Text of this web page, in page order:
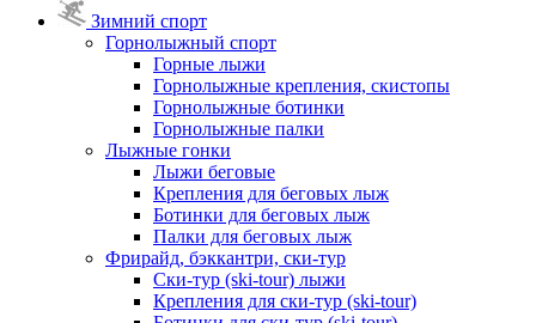
Зимний спорт
Горнолыжный спорт
Горные лыжи
Горнолыжные крепления, скистопы
Горнолыжные ботинки
Горнолыжные палки
Лыжные гонки
Лыжи беговые
Крепления для беговых лыж
Ботинки для беговых лыж
Палки для беговых лыж
Фрирайд, бэккантри, ски-тур
Ски-тур (ski-tour) лыжи
Крепления для ски-тур (ski-tour)